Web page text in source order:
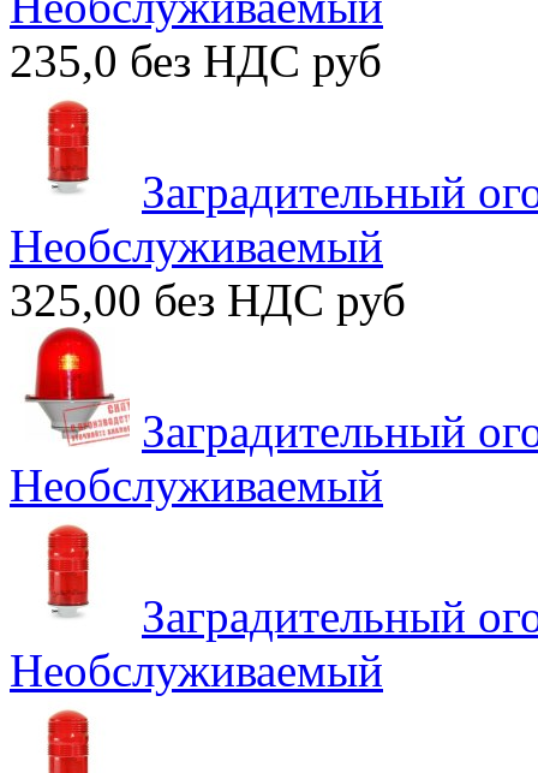
235,0 без НДС руб
Заградительный
Необслуживаемый
325,00 без НДС руб
Заградительный
Необслуживаемый
Заградительный
Необслуживаемый